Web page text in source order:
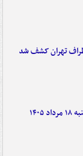
تهران کشف شد